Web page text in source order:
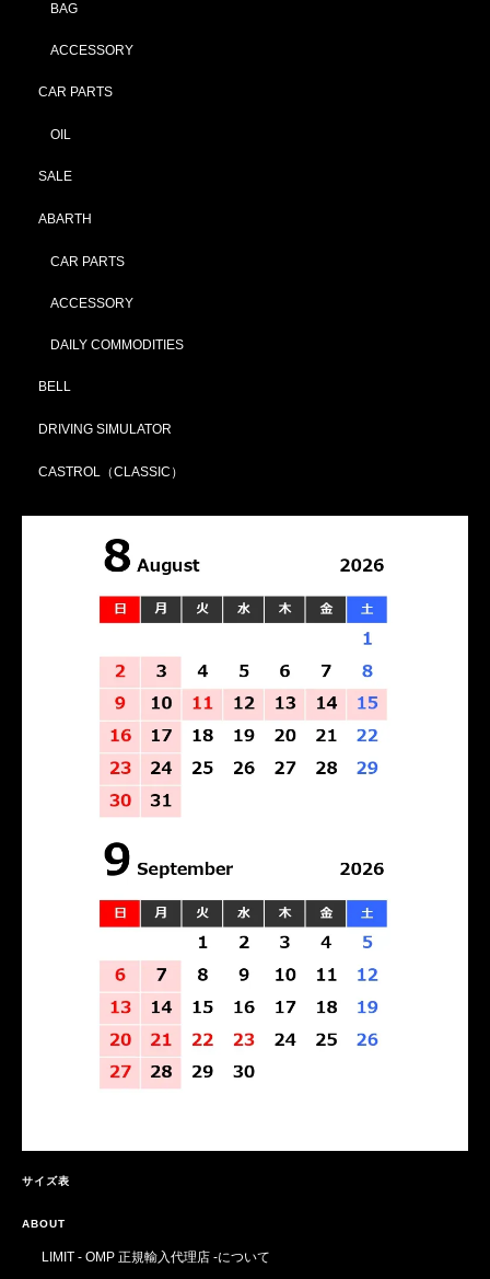
BAG
ACCESSORY
CAR PARTS
OIL
SALE
ABARTH
CAR PARTS
ACCESSORY
DAILY COMMODITIES
BELL
DRIVING SIMULATOR
CASTROL（CLASSIC）
サイズ表
ABOUT
LIMIT - OMP 正規輸入代理店 -について